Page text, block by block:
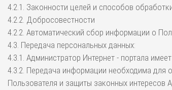
4.2.1. Законности целей и способов
4.2.2. Добросовестности
4.2.2. Автоматический сбор информации о
4.3. Передача персональных данных:
4.3.1. Администратор Интернет - портала
4.3.2. Передача информации необходима для
Пользователя и защиты законных интересов